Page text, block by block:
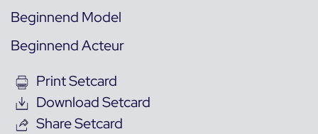
Beginnend Model
Beginnend Acteur
Print Setcard
Download Setcard
Share Setcard